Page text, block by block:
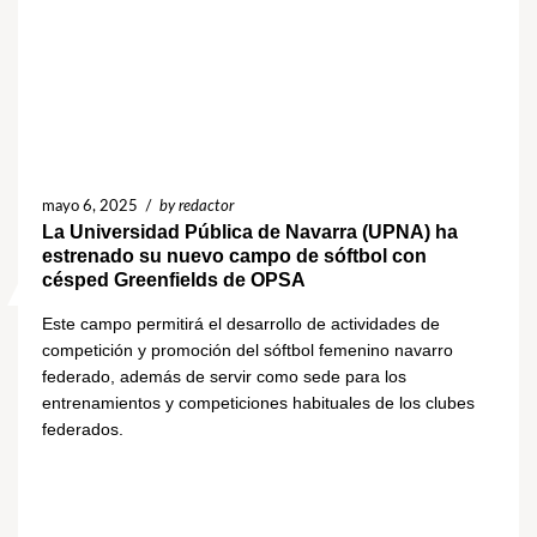
mayo 6, 2025 / by redactor
La Universidad Pública de Navarra (UPNA) ha
estrenado su nuevo campo de sóftbol con
césped Greenfields de OPSA
Este campo permitirá el desarrollo de actividades de
competición y promoción del sóftbol femenino navarro
federado, además de servir como sede para los
entrenamientos y competiciones habituales de los clubes
federados.